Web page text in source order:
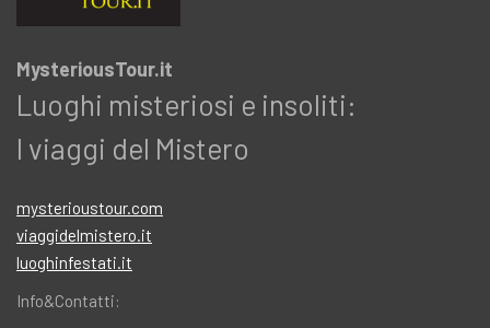
MysteriousTour.it
Luoghi misteriosi e insoliti:
I viaggi del Mistero
mysterioustour.com
viaggidelmistero.it
luoghinfestati.it
Info&Contatti: